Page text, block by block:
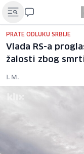
PRATE ODLUKU SRBIJE
Vlada RS-a
žalosti zbog
I. M.